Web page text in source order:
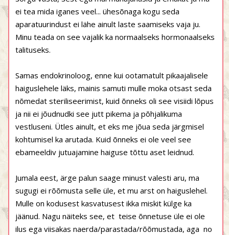
ei tea mida iganes veel... ühesõnaga kogu seda
aparatuurindust ei lähe ainult laste saamiseks vaja ju.
Minu teada on see vajalik ka normaalseks hormonaalseks
talituseks.
Samas endokrinoloog, enne kui ootamatult pikaajalisele
haiguslehele läks, mainis samuti mulle moka otsast seda
nõmedat steriliseerimist, kuid õnneks oli see visiidi lõpus
ja nii ei jõudnudki see jutt pikema ja põhjalikuma
vestluseni. Ütles ainult, et eks me jõua seda järgmisel
kohtumisel ka arutada. Kuid õnneks ei ole veel see
ebameeldiv jutuajamine haiguse tõttu aset leidnud.
Jumala eest, ärge palun saage minust valesti aru, ma
sugugi ei rõõmusta selle üle, et mu arst on haiguslehel.
Mulle on kodusest kasvatusest ikka miskit külge ka
jäänud. Nagu näiteks see, et teise õnnetuse üle ei ole
ilus ega viisakas naerda/parastada/rõõmustada, aga no